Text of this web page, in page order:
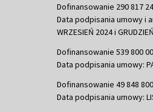
Dofinansowanie 290 817
Data podpisania umowy i
WRZESIEŃ 2024 i
Dofinansowanie 539 800
Data podpisania umowy:
Dofinansowanie 49 848
Data podpisania umowy: